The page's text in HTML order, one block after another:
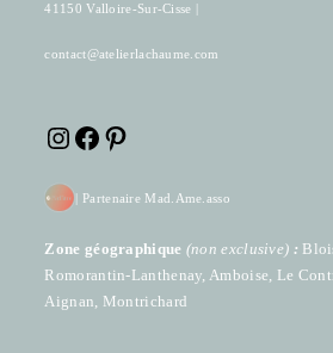
41150 Valloire-Sur-Cisse |
contact@atelierlachaume.com
InstagramFacebook
| Partenaire Mad.Ame.asso
Zone géographique (non exclusive) :
Romorantin-Lanthenay, Amboise, Le
Aignan, Montrichard